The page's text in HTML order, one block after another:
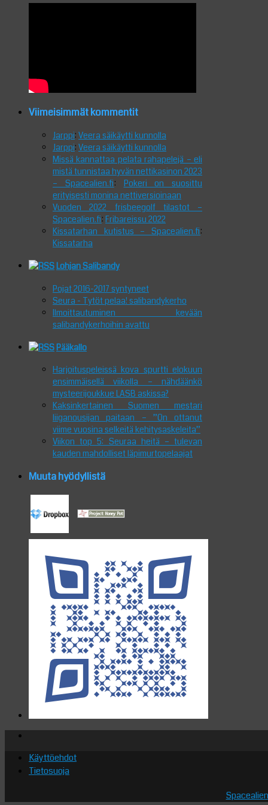
Viimeisimmät kommentit
Jarppi: Veera säikäytti kunnolla
Jarppi: Veera säikäytti kunnolla
Missä kannattaa pelata rahapelejä – eli
mistä tunnistaa hyvän nettikasinon 2023
– Spacealien.fi: Pokeri on suosittu
erityisesti monina nettiversioinaan
Vuoden 2022 frisbeegolf tilastot –
Spacealien.fi: Fribareissu 2022
Kissatarhan kutistus – Spacealien.fi:
Kissatarha
Lohjan Salibandy
Pojat 2016-2017 syntyneet
Seura - Tytöt pelaa! salibandykerho
Ilmoittautuminen kevään
salibandykerhoihin avattu
Pääkallo
Harjoituspeleissä kova spurtti elokuun
ensimmäisellä viikolla – nähdäänkö
mysteerijoukkue LASB askissa?
Kaksinkertainen Suomen mestari
liiganousijan paitaan – ”On ottanut
viime vuosina selkeitä kehitysaskeleita”
Viikon top 5: Seuraa heitä – tulevan
kauden mahdolliset läpimurtopelaajat
Muuta hyödyllistä
Käyttöehdot
Tietosuoja